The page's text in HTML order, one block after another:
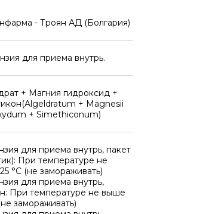
- Троян АД (Болгария)
для приема внутрь.
+ Магния гидроксид +
+ Magnesii
+ Simethiconum)
для приема внутрь, пакет
При температуре не
°C (не замораживать)
для приема внутрь,
При температуре не выше
замораживать)